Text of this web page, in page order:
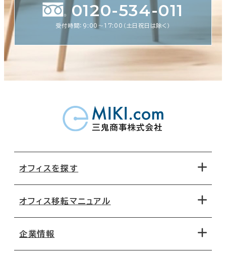
0120-534-011
受付時間：9:00〜17:00（土日祝日は除く）
オフィスを探す
地図から探す
路線・駅から探す
オフィス移転マニュアル
企業情報